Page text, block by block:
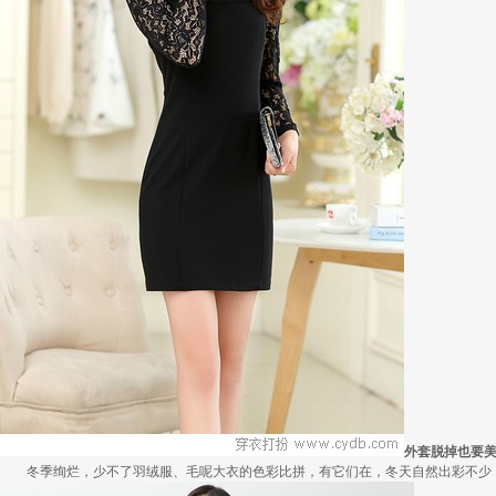
外套脱掉也要
冬季绚烂，少不了羽绒服、毛呢大衣的色彩比拼，有它们在，冬天自然出彩不少